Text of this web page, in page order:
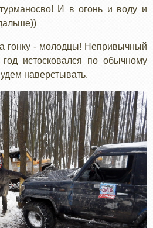
И в огонь и воду и
гонку - молодцы! Непривычный
истосковался по обычному
наверстывать.